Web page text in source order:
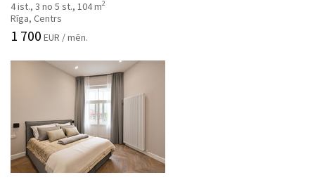
4 ist., 3 no 5 st., 104 m2
Rīga, Centrs
1 700 EUR / mēn.